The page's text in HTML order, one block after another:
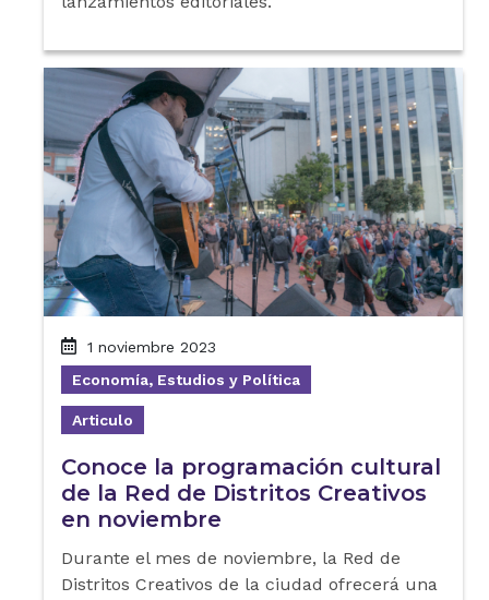
1 noviembre 2023
Economía, Estudios y Política
Articulo
Conoce la programación cultural
de la Red de Distritos Creativos
en noviembre
Durante el mes de noviembre, la Red de
Distritos Creativos de la ciudad ofrecerá una